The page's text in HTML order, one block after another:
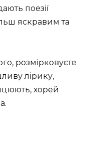
поезії
яскравим та
розмірковуєте
лірику,
хорей